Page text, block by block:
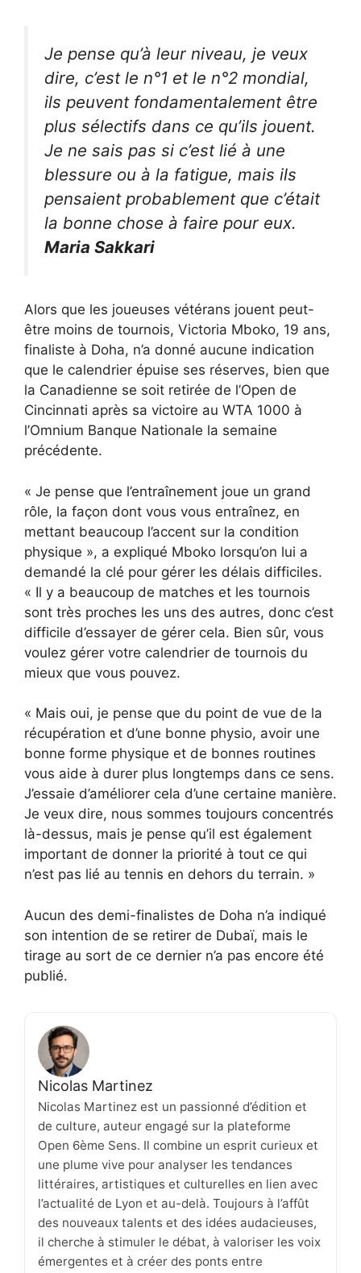
Je pense qu’à leur niveau, je veux
dire, c’est le n°1 et le n°2 mondial,
ils peuvent fondamentalement être
plus sélectifs dans ce qu’ils jouent.
Je ne sais pas si c’est lié à une
blessure ou à la fatigue, mais ils
pensaient probablement que c’était
la bonne chose à faire pour eux.
Maria Sakkari
Alors que les joueuses vétérans jouent peut-
être moins de tournois, Victoria Mboko, 19 ans,
finaliste à Doha, n’a donné aucune indication
que le calendrier épuise ses réserves, bien que
la Canadienne se soit retirée de l’Open de
Cincinnati après sa victoire au WTA 1000 à
l’Omnium Banque Nationale la semaine
précédente.
« Je pense que l’entraînement joue un grand
rôle, la façon dont vous vous entraînez, en
mettant beaucoup l’accent sur la condition
physique », a expliqué Mboko lorsqu’on lui a
demandé la clé pour gérer les délais difficiles.
« Il y a beaucoup de matches et les tournois
sont très proches les uns des autres, donc c’est
difficile d’essayer de gérer cela. Bien sûr, vous
voulez gérer votre calendrier de tournois du
mieux que vous pouvez.
« Mais oui, je pense que du point de vue de la
récupération et d’une bonne physio, avoir une
bonne forme physique et de bonnes routines
vous aide à durer plus longtemps dans ce sens.
J’essaie d’améliorer cela d’une certaine manière.
Je veux dire, nous sommes toujours concentrés
là-dessus, mais je pense qu’il est également
important de donner la priorité à tout ce qui
n’est pas lié au tennis en dehors du terrain. »
Aucun des demi-finalistes de Doha n’a indiqué
son intention de se retirer de Dubaï, mais le
tirage au sort de ce dernier n’a pas encore été
publié.
Nicolas Martinez
Nicolas Martinez est un passionné d’édition et
de culture, auteur engagé sur la plateforme
Open 6ème Sens. Il combine un esprit curieux et
une plume vive pour analyser les tendances
littéraires, artistiques et culturelles en lien avec
l’actualité de Lyon et au-delà. Toujours à l’affût
des nouveaux talents et des idées audacieuses,
il cherche à stimuler le débat, à valoriser les voix
émergentes et à créer des ponts entre